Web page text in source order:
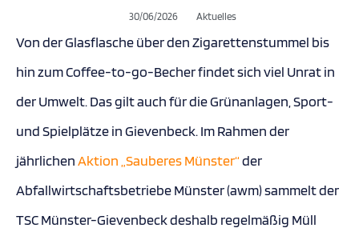
30/06/2026 Aktuelles
Von der Glasflasche über den Zigarettenstummel bis
hin zum Coffee-to-go-Becher findet sich viel Unrat in
der Umwelt. Das gilt auch für die Grünanlagen, Sport-
und Spielplätze in Gievenbeck. Im Rahmen der
jährlichenAktion „Sauberes Münster“der
Abfallwirtschaftsbetriebe Münster (awm) sammelt der
TSC Münster-Gievenbeck deshalb regelmäßig Müll